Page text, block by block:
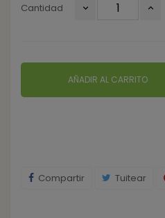
Cantidad
AÑADIR AL CARRITO
Compartir Tuitear